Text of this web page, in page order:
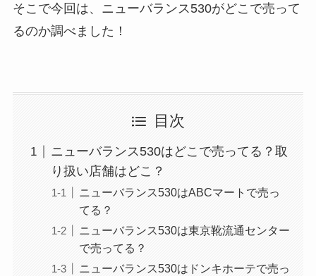
そこで今回は、ニューバランス530がどこで売って
るのか調べました！
目次
ニューバランス530はどこで売ってる？取
り扱い店舗はどこ？
ニューバランス530はABCマートで売っ
てる？
ニューバランス530は東京靴流通センター
で売ってる？
ニューバランス530はドンキホーテで売っ